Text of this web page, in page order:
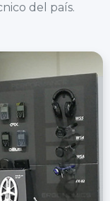
del país.